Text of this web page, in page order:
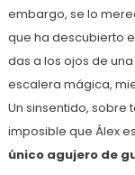
embargo, se lo
que ha descubierto
das a los ojos de
escalera mágica,
Un sinsentido, sobre
imposible que Álex
único agujero de